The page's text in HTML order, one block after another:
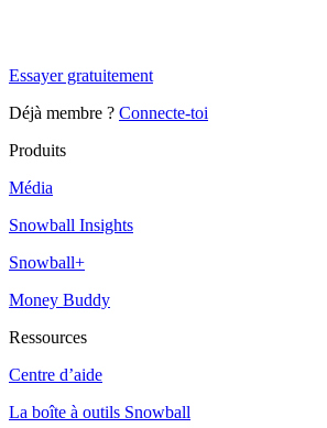
Essayer gratuitement
Déjà membre ? Connecte-toi
Produits
Média
Snowball Insights
Snowball+
Money Buddy
Ressources
Centre d’aide
La boîte à outils Snowball